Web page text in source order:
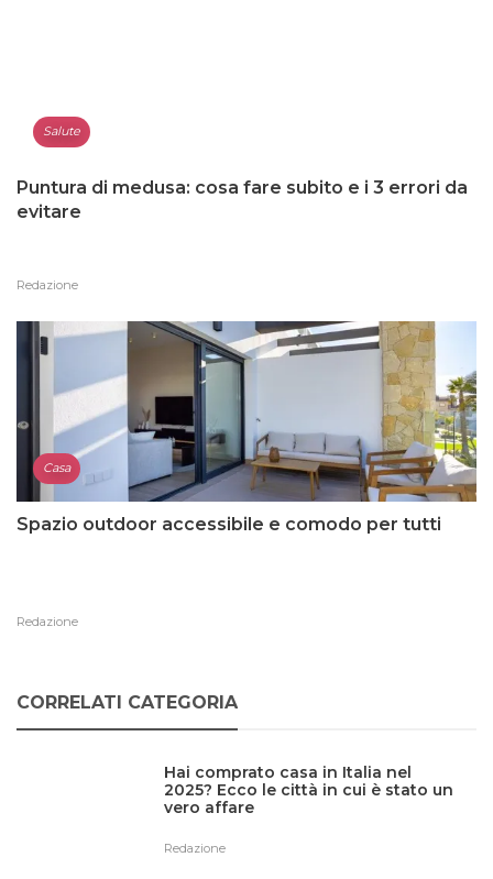
Salute
Puntura di medusa: cosa fare subito e i 3 errori da
evitare
Redazione
Casa
Spazio outdoor accessibile e comodo per tutti
Redazione
CORRELATI CATEGORIA
Hai comprato casa in Italia nel
2025? Ecco le città in cui è stato un
vero affare
Redazione